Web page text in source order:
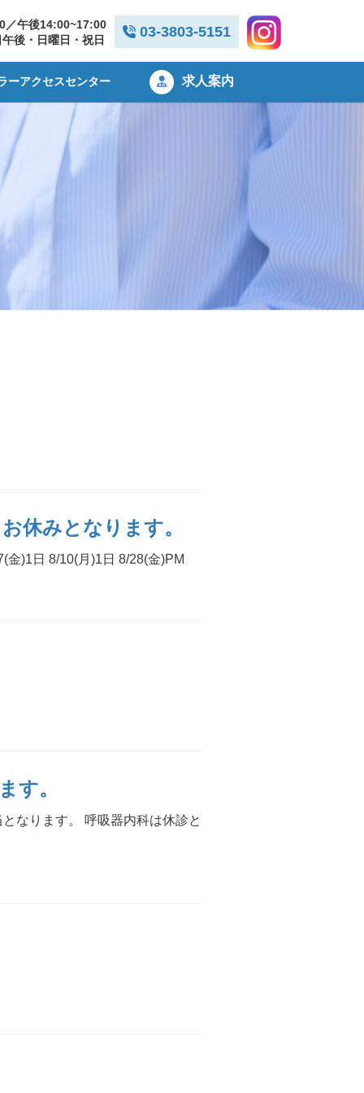
／午後14:00~17:00
後・日曜日・祝日
03-3803-5151
ーアクセスセンター 求人案内
休みとなります。
)1日 8/10(月)1日 8/28(金)PM
す。
なります。 呼吸器内科は休診と